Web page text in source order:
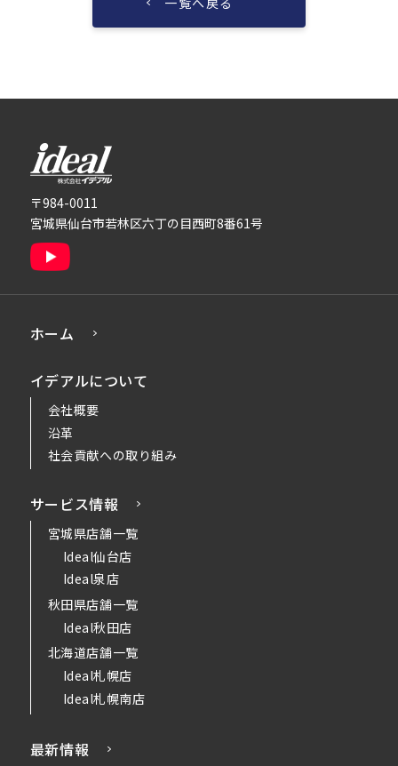
〒984-0011
宮城県仙台市若林区六丁の目西町8番61号
ホーム
イデアルについて
会社概要
沿革
社会貢献への取り組み
サービス情報
宮城県店舗一覧
Ideal仙台店
Ideal泉店
秋田県店舗一覧
Ideal秋田店
北海道店舗一覧
Ideal札幌店
Ideal札幌南店
最新情報